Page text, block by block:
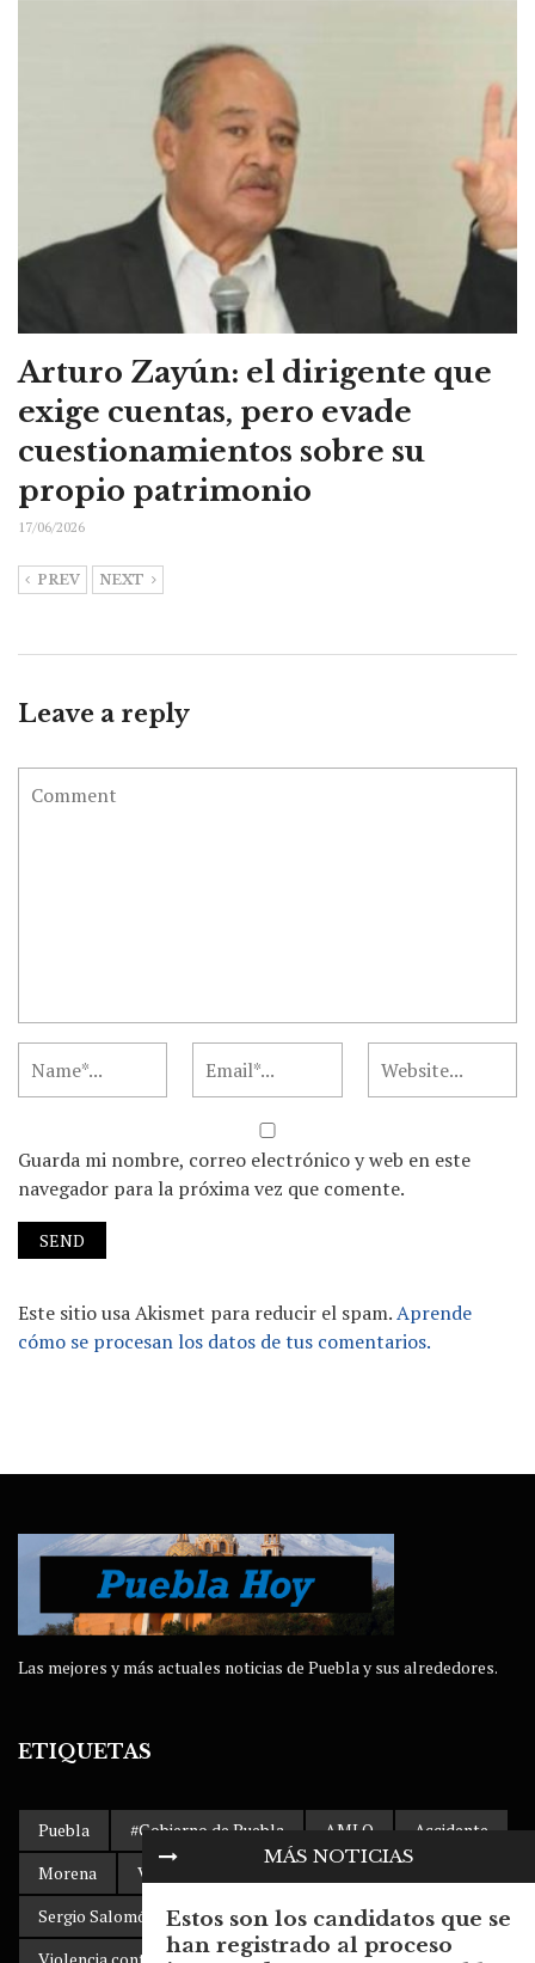
Arturo Zayún: el dirigente que
exige cuentas, pero evade
cuestionamientos sobre su
propio patrimonio
17/06/2026
PREV NEXT
Leave a reply
Guarda mi nombre, correo electrónico y web en este
navegador para la próxima vez que comente.
Este sitio usa Akismet para reducir el spam.Aprende
cómo se procesan los datos de tus comentarios.
MÁS NOTICIAS
Estos son los candidatos que se
han registrado al proceso
Las mejores y más actuales noticias de Puebla y sus alrededores.
ETIQUETAS
Puebla #Gobierno de Puebla AMLO
Accidente
Morena
Volkswagen Puebla
Sergio Salomón Céspedes
clima